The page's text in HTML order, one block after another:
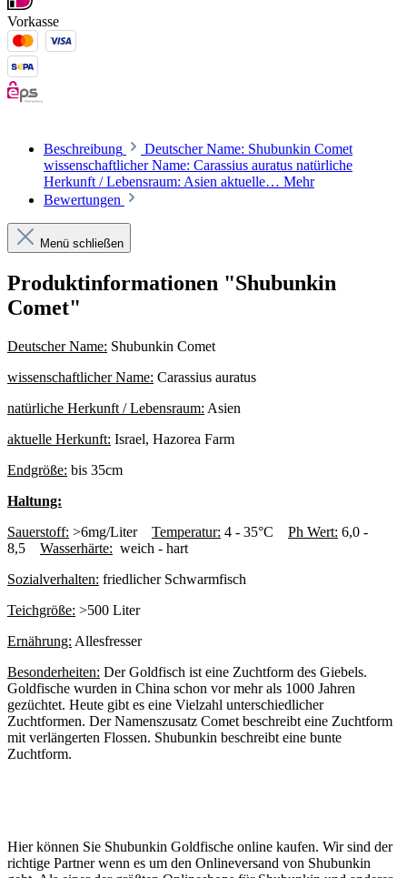
Vorkasse
Beschreibung
Deutscher Name: Shubunkin Comet
wissenschaftlicher Name: Carassius auratus natürliche
Herkunft / Lebensraum: Asien aktuelle… Mehr
Bewertungen
Menü schließen
Produktinformationen "Shubunkin
Comet"
Deutscher Name: Shubunkin Comet
wissenschaftlicher Name: Carassius auratus
natürliche Herkunft / Lebensraum: Asien
aktuelle Herkunft: Israel, Hazorea Farm
Endgröße: bis 35cm
Haltung:
Sauerstoff: >6mg/Liter Temperatur: 4 - 35°C Ph Wert: 6,0 -
8,5 Wasserhärte: weich - hart
Sozialverhalten: friedlicher Schwarmfisch
Teichgröße: >500 Liter
Ernährung: Allesfresser
Besonderheiten: Der Goldfisch ist eine Zuchtform des Giebels.
Goldfische wurden in China schon vor mehr als 1000 Jahren
gezüchtet. Heute gibt es eine Vielzahl unterschiedlicher
Zuchtformen. Der Namenszusatz Comet beschreibt eine Zuchtform
mit verlängerten Flossen. Shubunkin beschreibt eine bunte
Zuchtform.
Hier können Sie Shubunkin Goldfische online kaufen. Wir sind der
richtige Partner wenn es um den Onlineversand von Shubunkin